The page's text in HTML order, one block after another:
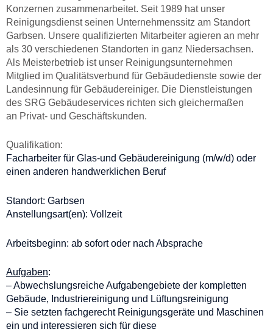
Konzernen zusammenarbeitet. Seit 1989 hat unser
Reinigungsdienst seinen Unternehmenssitz am Standort
Garbsen. Unsere qualifizierten Mitarbeiter agieren an mehr
als 30 verschiedenen Standorten in ganz Niedersachsen.
Als Meisterbetrieb ist unser Reinigungsunternehmen
Mitglied im Qualitätsverbund für Gebäudedienste sowie der
Landesinnung für Gebäudereiniger. Die Dienstleistungen
des SRG Gebäudeservices richten sich gleichermaßen
an Privat- und Geschäftskunden.
Qualifikation:
Facharbeiter für Glas-und Gebäudereinigung (m/w/d) oder
einen anderen handwerklichen Beruf
Standort: Garbsen
Anstellungsart(en): Vollzeit
Arbeitsbeginn: ab sofort oder nach Absprache
Aufgaben:
– Abwechslungsreiche Aufgabengebiete der kompletten
Gebäude, Industriereinigung und Lüftungsreinigung
– Sie setzten fachgerecht Reinigungsgeräte und Maschinen
ein und interessieren sich für diese